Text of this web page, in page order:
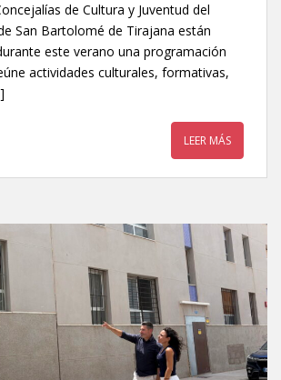
de Cultura y Juventud del
San Bartolomé de Tirajana están
este verano una programación
actividades culturales, formativas,
LEER MÁS